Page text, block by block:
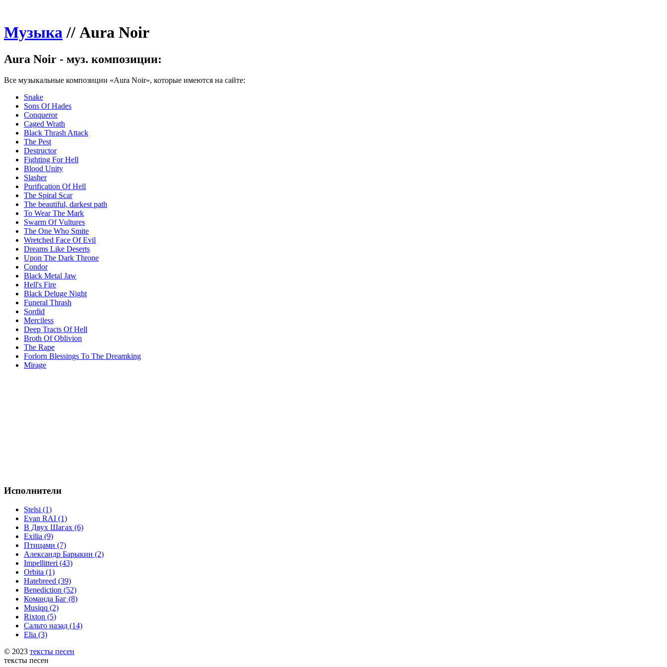
Музыка// Aura Noir
Aura Noir - муз. композиции:
Все музыкальные композиции «Aura Noir», которые имеются на сайте:
Snake
Sons Of Hades
Conqueror
Caged Wrath
Black Thrash Attack
The Pest
Destructor
Fighting For Hell
Blood Unity
Slasher
Purification Of Hell
The Spiral Scar
The beautiful, darkest path
To Wear The Mark
Swarm Of Vultures
The One Who Smite
Wretched Face Of Evil
Dreams Like Deserts
Upon The Dark Throne
Condor
Black Metal Jaw
Hell's Fire
Black Deluge Night
Funeral Thrash
Sordid
Merciless
Deep Tracts Of Hell
Broth Of Oblivion
The Rape
Forlorn Blessings To The Dreamking
Mirage
Исполнители
Stelsi (1)
Evan RAI (1)
В Двух Шагах (6)
Exilia (9)
Птицами (7)
Александр Барыкин (2)
Impellitteri (43)
Orbita (1)
Hatebreed (39)
Benediction (52)
Команда Баг (8)
Musiqq (2)
Rixton (5)
Сальто назад (14)
Elia (3)
© 2023 тексты песен
тексты песен